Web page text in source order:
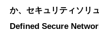
か、セキュリティソリ
Defined Secure